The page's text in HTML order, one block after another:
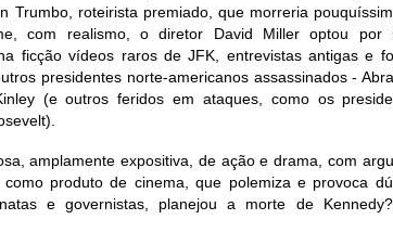
Trumbo, roteirista premiado, que morreria
com realismo, o diretor David Miller optou por
ficção vídeos raros de JFK, entrevistas antigas e
presidentes norte-americanos assassinados -
(e outros feridos em ataques, como os
amplamente expositiva, de ação e drama, com
como produto de cinema, que polemiza e provoca
e governistas, planejou a morte de